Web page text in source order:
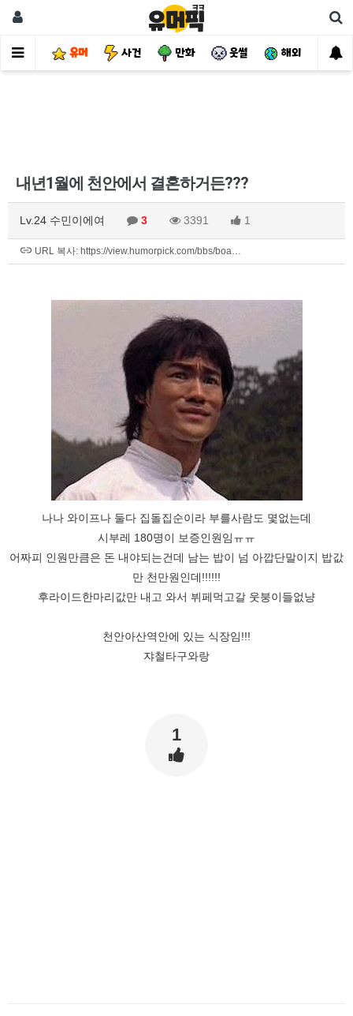
유머 사건 만화 웃썰 해외 핫
내년1월에 천안에서 결혼하거든???
Lv.24 수민이에여 3 3391 1
URL 복사: https://view.humorpick.com/bbs/boa…
나나 와이프나 둘다 집돌집순이라 부를사람도 몇없는데
시부레 180명이 보증인원임ㅠㅠ
어짜피 인원만큼은 돈 내야되는건데 남는 밥이 넘 아깝단말이지 밥값
만 천만원인데!!!!!!
후라이드한마리값만 내고 와서 뷔페먹고갈 웃붕이들없냥
천안아산역안에 있는 식장임!!!
쟈철타구와랑
1